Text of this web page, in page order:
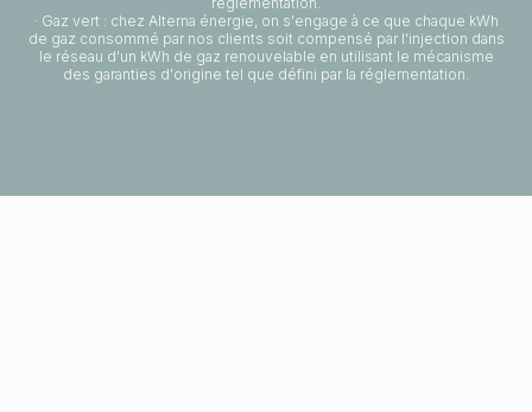
· Gaz vert : chez Alterna énergie, on s'engage à ce que chaque kWh
de gaz consommé par nos clients soit compensé par l'injection dans
le réseau d'un kWh de gaz renouvelable en utilisant le mécanisme
des garanties d'origine tel que défini par la réglementation.